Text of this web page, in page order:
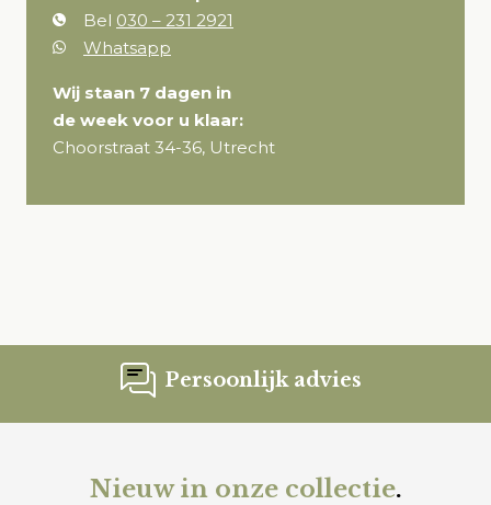
Bel 030 – 231 2921
Whatsapp
Wij staan 7 dagen in
de week voor u klaar:
Choorstraat 34-36, Utrecht
Persoonlijk advies
Nieuw in onze collectie.